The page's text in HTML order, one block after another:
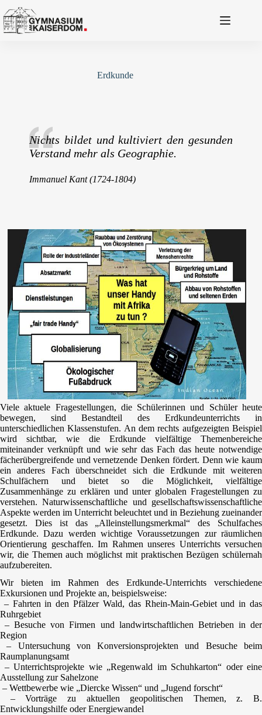
Inhalt
springen
Erdkunde
Nichts bildet und kultiviert den gesunden
Verstand mehr als Geographie.
Immanuel Kant (1724-1804)
Viele aktuele Fragestellungen, die Schülerinnen und Schüler heute
bewegen, sind Bestandteil des Erdkundeunterrichts in
unterschiedlichen Klassenstufen. An dem rechts aufgezeigten Beispiel
wird sichtbar, wie die Erdkunde vielfältige Themenbereiche
miteinander verknüpft und wie sehr das Fach das heute notwendige
fächerübergreifende und vernetzende Denken fördert. Denn wie kaum
ein anderes Fach überschneidet sich die Erdkunde mit weiteren
Schulfächern und bietet so die Möglichkeit, vielfältige
Zusammenhänge zu erklären und unter globalen Fragestellungen zu
verstehen. Naturwissenschaftliche und gesellschaftswissenschaftliche
Aspekte werden im Unterricht beleuchtet und in Beziehung zueinander
gesetzt. Dies ist das „Alleinstellungsmerkmal“ des Schulfaches
Erdkunde. Dazu werden wichtige Voraussetzungen zur räumlichen
Orientierung geschaffen. Im Rahmen unseres Unterrichts versuchen
wir, die Themen auch möglichst mit praktischen Bezügen schülernah
aufzubereiten.
Wir bieten im Rahmen des Erdkunde-Unterrichts verschiedene
Exkursionen und Projekte an, beispielsweise:
– Fahrten in den Pfälzer Wald, das Rhein-Main-Gebiet und in das
Ruhrgebiet
– Besuche von Firmen und landwirtschaftlichen Betrieben in der
Region
– Untersuchung von Konversionsprojekten und Besuche beim
Raumplanungsamt
– Unterrichtsprojekte wie „Regenwald im Schuhkarton“ oder eine
Ausstellung zur Sahelzone
– Wettbewerbe wie „Diercke Wissen“ und „Jugend forscht“
– Vorträge zu aktuellen geopolitischen Themen, z. B.
Entwicklungshilfe oder Energiewandel